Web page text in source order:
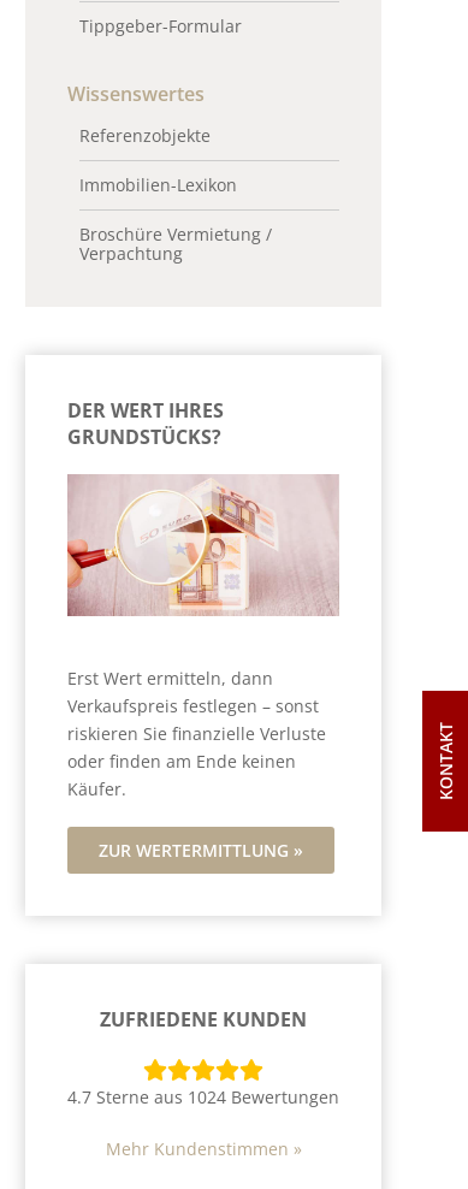
KONTAKT
Tippgeber-Formular
Wissenswertes
Referenzobjekte
Immobilien-Lexikon
Broschüre Vermietung /
Verpachtung
DER WERT IHRES
GRUNDSTÜCKS?
Erst Wert ermitteln, dann
Verkaufspreis festlegen – sonst
riskieren Sie finanzielle Verluste
oder finden am Ende keinen
Käufer.
ZUR WERTERMITTLUNG »
ZUFRIEDENE KUNDEN
4.7 Sterne aus 1024 Bewertungen
Mehr Kundenstimmen »